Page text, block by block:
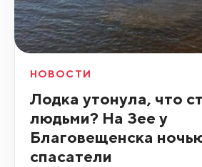
НОВОСТИ
Лодка утонула, что
людьми? На Зее у
Благовещенска
спасатели